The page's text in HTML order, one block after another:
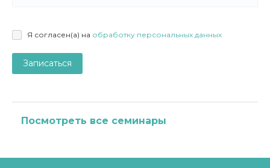
Я согласен(а) на обработку персональных данных
Записаться
Посмотреть все семинары